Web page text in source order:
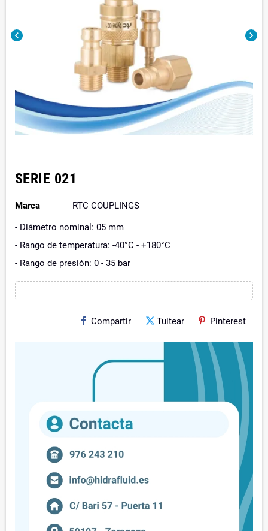
chevron_left chevron_right
SERIE 021
Marca
RTC COUPLINGS
- Diámetro nominal: 05 mm
- Rango de temperatura: -40°C - +180°C
- Rango de presión: 0 - 35 bar
Compartir Tuitear Pinterest